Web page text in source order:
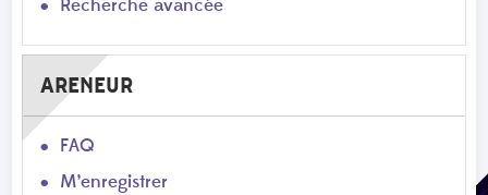
Recherche avancée
ARENEUR
FAQ
M’enregistrer